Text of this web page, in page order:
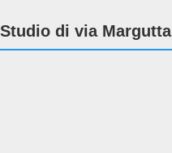
Studio di via Margutta